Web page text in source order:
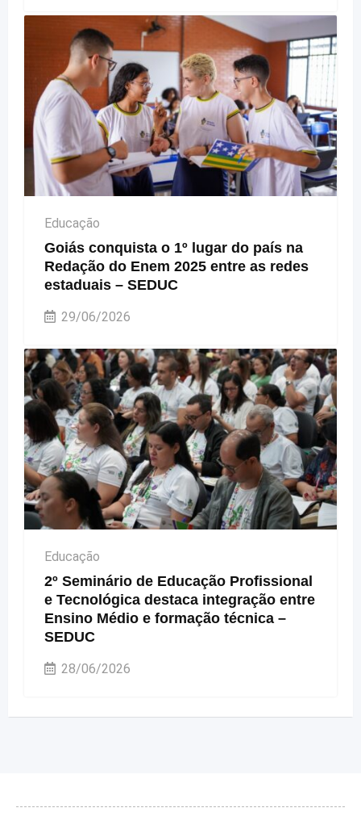
Educação
Goiás conquista o 1º lugar do país na
Redação do Enem 2025 entre as redes
estaduais – SEDUC
29/06/2026
Educação
2º Seminário de Educação Profissional
e Tecnológica destaca integração entre
Ensino Médio e formação técnica –
SEDUC
28/06/2026